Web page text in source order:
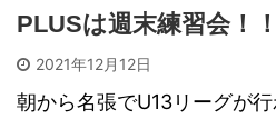
PLUSは週末練習会！！
2021年12月12日
朝から名張でU13リーグが行